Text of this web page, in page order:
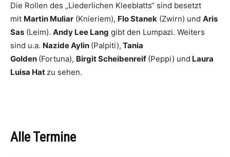
Die Rollen des „Liederlichen Kleeblatts“ sind besetzt
mit Martin Muliar (Knieriem), Flo Stanek (Zwirn) und Aris
Sas (Leim). Andy Lee Lang gibt den Lumpazi. Weiters
sind u.a. Nazide Aylin (Palpiti), Tania
Golden (Fortuna), Birgit Scheibenreif (Peppi) und Laura
Luisa Hat zu sehen.
Alle Termine